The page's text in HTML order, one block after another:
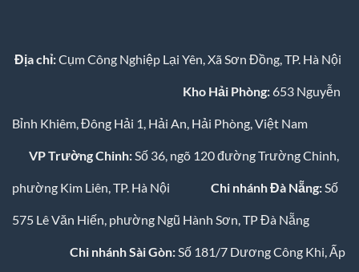
Địa chỉ:Cụm Công Nghiệp Lại Yên, Xã Sơn Đồng, TP. Hà Nội
Kho Hải Phòng: 653 Nguyễn
Bỉnh Khiêm, Đông Hải 1, Hải An, Hải Phòng, Việt Nam
VP Trường Chinh: Số 36, ngõ 120 đường Trường Chinh,
phường Kim Liên, TP. Hà Nội Chi nhánh Đà Nẵng: Số
575 Lê Văn Hiến, phường Ngũ Hành Sơn, TP Đà Nẵng
Chi nhánh Sài Gòn: Số 181/7 Dương Công Khi, Ấp